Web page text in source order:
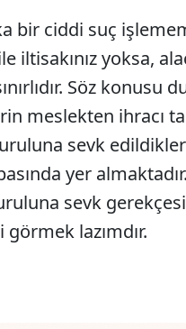
bir ciddi suç
iltisakınız yoksa,
Söz konusu
meslekten ihracı
sevk
yer
sevk
lazımdır.